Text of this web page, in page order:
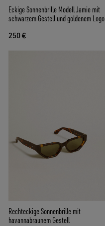
Eckige Sonnenbrille Modell Jamie mit
schwarzem Gestell und goldenem Logo
250 €
Rechteckige Sonnenbrille mit
havannabraunem Gestell